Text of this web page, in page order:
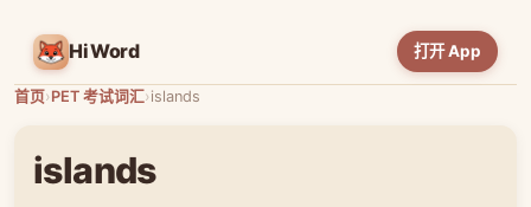
HiWord 打开 App
首页›PET 考试词汇›islands
islands